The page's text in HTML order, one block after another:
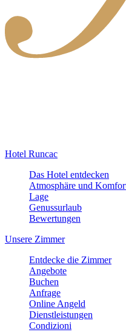
Hotel Runcac
Das Hotel entdecken
Atmosphäre und
Lage
Genussurlaub
Bewertungen
Unsere Zimmer
Entdecke die Zimmer
Angebote
Buchen
Anfrage
Online Angeld
Dienstleistungen
Condizioni